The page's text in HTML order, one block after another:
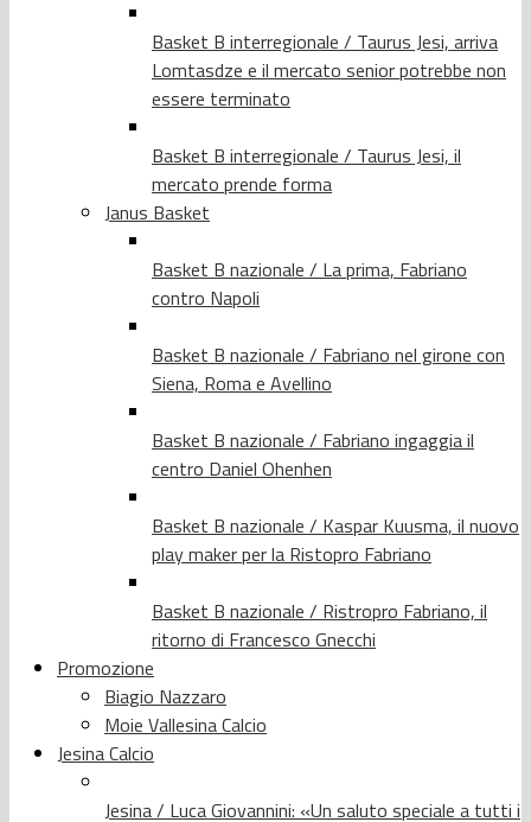
Basket B interregionale / Taurus Jesi, arriva
Lomtasdze e il mercato senior potrebbe non
essere terminato
Basket B interregionale / Taurus Jesi, il
mercato prende forma
Janus Basket
Basket B nazionale / La prima, Fabriano
contro Napoli
Basket B nazionale / Fabriano nel girone con
Siena, Roma e Avellino
Basket B nazionale / Fabriano ingaggia il
centro Daniel Ohenhen
Basket B nazionale / Kaspar Kuusma, il nuovo
play maker per la Ristopro Fabriano
Basket B nazionale / Ristropro Fabriano, il
ritorno di Francesco Gnecchi
Promozione
Biagio Nazzaro
Moie Vallesina Calcio
Jesina Calcio
Jesina / Luca Giovannini: «Un saluto speciale a tutti i